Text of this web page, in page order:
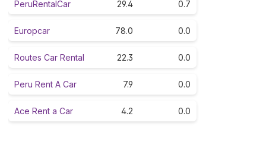
PeruRentalCar 29.4 0.7
Europcar 78.0 0.0
Routes Car Rental 22.3 0.0
Peru Rent A Car 7.9 0.0
Ace Rent a Car 4.2 0.0